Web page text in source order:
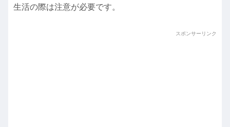
生活の際は注意が必要です。
スポンサーリンク